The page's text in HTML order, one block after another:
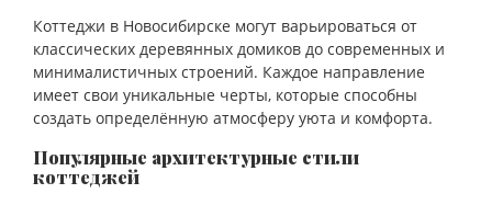
Коттеджи в Новосибирске могут варьироваться от
классических деревянных домиков до современных и
минималистичных строений. Каждое направление
имеет свои уникальные черты, которые способны
создать определённую атмосферу уюта и комфорта.
Популярные архитектурные стили
коттеджей